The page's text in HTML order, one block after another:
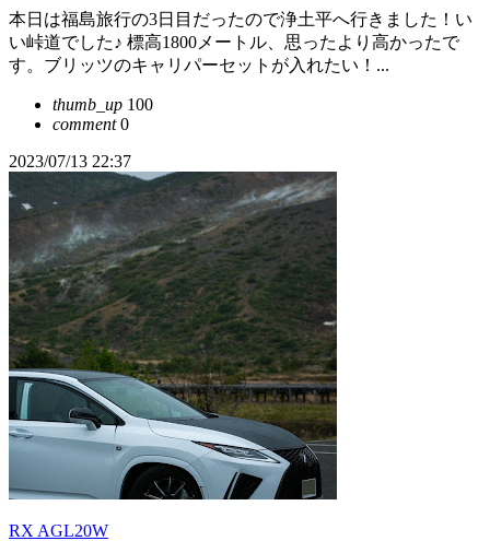
本日は福島旅行の3日目だったので浄土平へ行きました！い
い峠道でした♪ 標高1800メートル、思ったより高かったで
す。ブリッツのキャリパーセットが入れたい！...
thumb_up 100
comment0
2023/07/13 22:37
RX AGL20W